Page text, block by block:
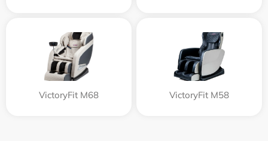
VictoryFit M68 VictoryFit M58